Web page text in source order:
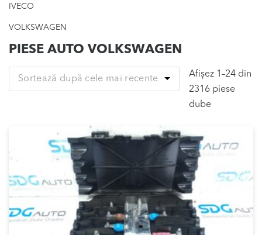
IVECO
VOLKSWAGEN
PIESE AUTO VOLKSWAGEN
Sortează după cele mai recente
Afișez 1–24 din
2316 piese
dubeSortat
mai